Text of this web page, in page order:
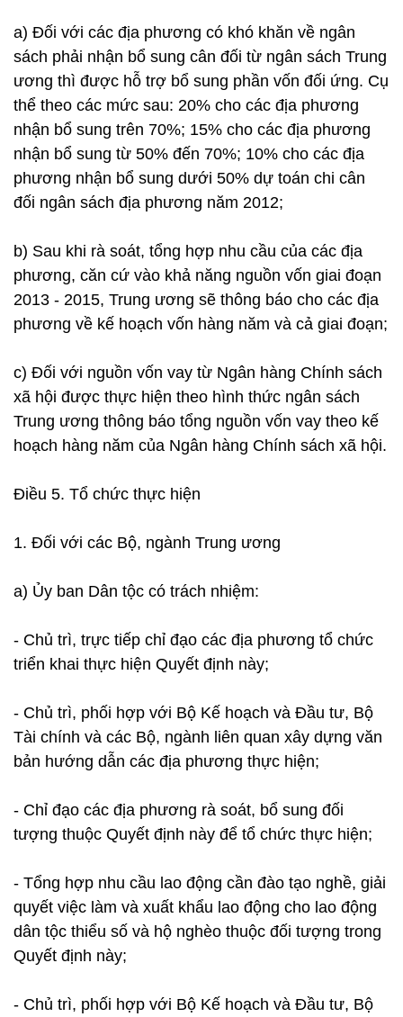
a) Đối với các địa phương có khó khăn về ngân
sách phải nhận bổ sung cân đối từ ngân sách Trung
ương thì được hỗ trợ bổ sung phần vốn đối ứng. Cụ
thể theo các mức sau: 20% cho các địa phương
nhận bổ sung trên 70%; 15% cho các địa phương
nhận bổ sung từ 50% đến 70%; 10% cho các địa
phương nhận bổ sung dưới 50% dự toán chi cân
đối ngân sách địa phương năm 2012;
b) Sau khi rà soát, tổng hợp nhu cầu của các địa
phương, căn cứ vào khả năng nguồn vốn giai đoạn
2013 - 2015, Trung ương sẽ thông báo cho các địa
phương về kế hoạch vốn hàng năm và cả giai đoạn;
c) Đối với nguồn vốn vay từ Ngân hàng Chính sách
xã hội được thực hiện theo hình thức ngân sách
Trung ương thông báo tổng nguồn vốn vay theo kế
hoạch hàng năm của Ngân hàng Chính sách xã hội.
Điều 5. Tổ chức thực hiện
1. Đối với các Bộ, ngành Trung ương
a) Ủy ban Dân tộc có trách nhiệm:
- Chủ trì, trực tiếp chỉ đạo các địa phương tổ chức
triển khai thực hiện Quyết định này;
- Chủ trì, phối hợp với Bộ Kế hoạch và Đầu tư, Bộ
Tài chính và các Bộ, ngành liên quan xây dựng văn
bản hướng dẫn các địa phương thực hiện;
- Chỉ đạo các địa phương rà soát, bổ sung đối
tượng thuộc Quyết định này để tổ chức thực hiện;
- Tổng hợp nhu cầu lao động cần đào tạo nghề, giải
quyết việc làm và xuất khẩu lao động cho lao động
dân tộc thiểu số và hộ nghèo thuộc đối tượng trong
Quyết định này;
- Chủ trì, phối hợp với Bộ Kế hoạch và Đầu tư, Bộ